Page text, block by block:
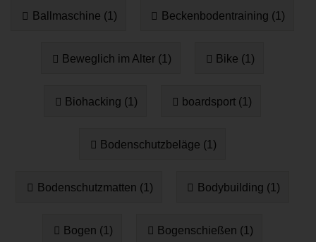
Ballmaschine (1) Beckenbodentraining (1)
Beweglich im Alter (1) Bike (1)
Biohacking (1) boardsport (1)
Bodenschutzbeläge (1)
Bodenschutzmatten (1) Bodybuilding (1)
Bogen (1) Bogenschießen (1)